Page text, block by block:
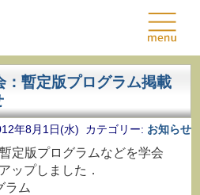
：暫定版プログラム掲載
年8月1日(水) カテゴリー: お知らせ
定版プログラムなどを学会
ップしました．
ラム